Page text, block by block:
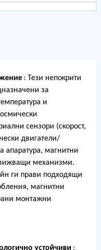
: Тези непокрити
за
и
сензори (скорост,
двигатели/
апаратура, магнитни
механизми.
ги прави подходящи
магнитни
монтажни
устойчиви :